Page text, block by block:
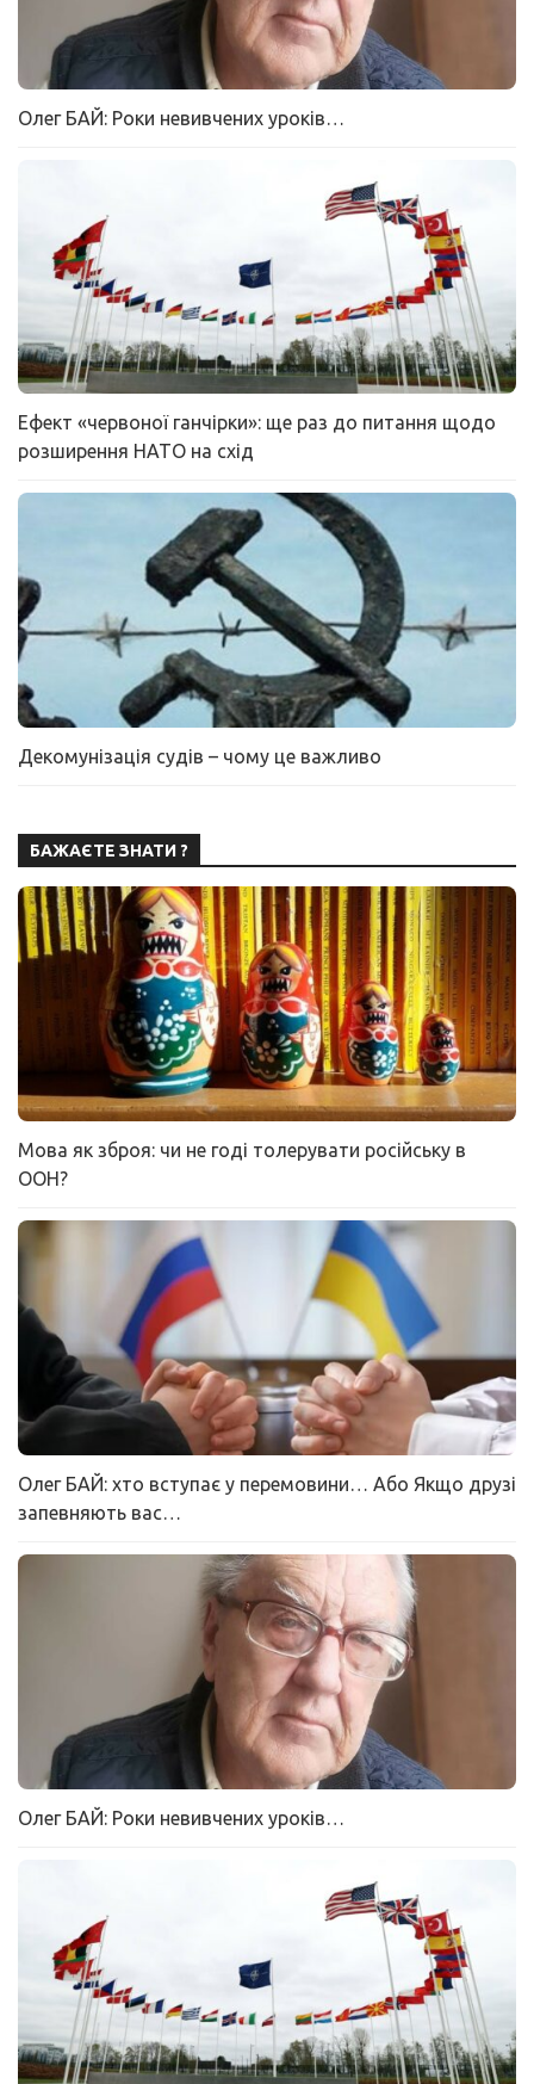
Олег БАЙ: Роки невивчених уроків…
Ефект «червоної ганчірки»: ще раз до питання щодо
розширення НАТО на схід
Декомунізація судів – чому це важливо
БАЖАЄТЕ ЗНАТИ ?
Мова як зброя: чи не годі толерувати російську в
ООН?
Олег БАЙ: хто вступає у перемовини… Або Якщо друзі
запевняють вас…
Олег БАЙ: Роки невивчених уроків…